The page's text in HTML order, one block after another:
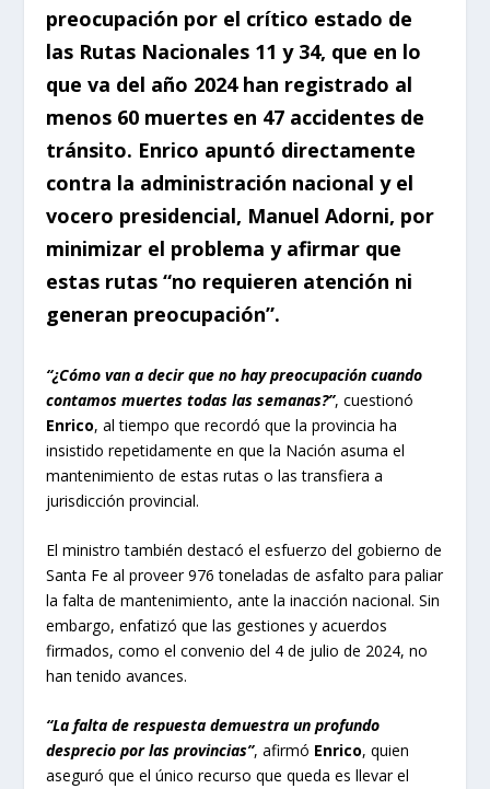
preocupación por el crítico estado de
las Rutas Nacionales 11 y 34, que en lo
que va del año 2024 han registrado al
menos 60 muertes en 47 accidentes de
tránsito. Enrico apuntó directamente
contra la administración nacional y el
vocero presidencial, Manuel Adorni, por
minimizar el problema y afirmar que
estas rutas “no requieren atención ni
generan preocupación”.
“¿Cómo van a decir que no hay preocupación cuando
contamos muertes todas las semanas?”, cuestionó
Enrico, al tiempo que recordó que la provincia ha
insistido repetidamente en que la Nación asuma el
mantenimiento de estas rutas o las transfiera a
jurisdicción provincial.
El ministro también destacó el esfuerzo del gobierno de
Santa Fe al proveer 976 toneladas de asfalto para paliar
la falta de mantenimiento, ante la inacción nacional. Sin
embargo, enfatizó que las gestiones y acuerdos
firmados, como el convenio del 4 de julio de 2024, no
han tenido avances.
“La falta de respuesta demuestra un profundo
desprecio por las provincias”, afirmó Enrico, quien
aseguró que el único recurso que queda es llevar el